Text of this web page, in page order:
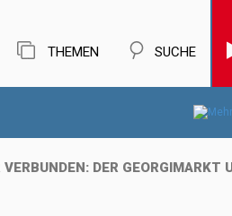
THEMEN SUCHE
DER GEORGIMARKT